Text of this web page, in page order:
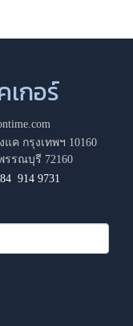
เกอร์
ค กรุงเทพฯ 10160
รรณบุรี 72160
914 9731